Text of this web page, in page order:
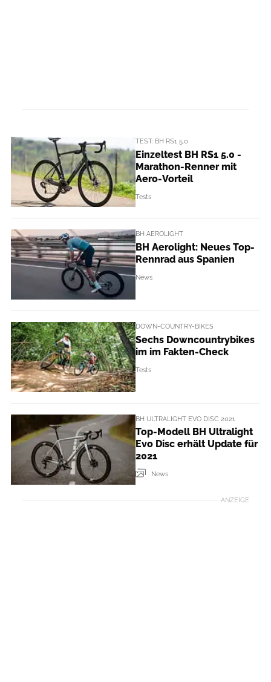
TEST: BH RS1 5.0
Einzeltest BH RS1 5.0 -
Marathon-Renner mit
Aero-Vorteil
Tests
BH AEROLIGHT
BH Aerolight: Neues Top-
Rennrad aus Spanien
News
DOWN-COUNTRY-BIKES
Sechs Downcountrybikes
im im Fakten-Check
Tests
BH ULTRALIGHT EVO DISC 2021
Top-Modell BH Ultralight
Evo Disc erhält Update für
2021
News
ANZEIGE